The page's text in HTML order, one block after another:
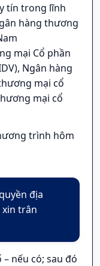
tín trong lĩnh
hàng thương
mại Cổ phần
Ngân hàng
mại cổ
mại cổ
trình hôm
địa
xin trân
nếu có; sau đó